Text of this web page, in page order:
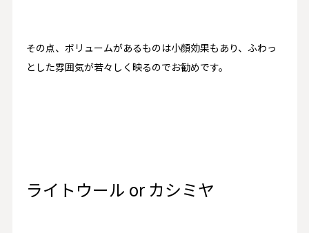
その点、ボリュームがあるものは小顔効果もあり、ふわっ
とした雰囲気が若々しく映るのでお勧めです。
ライトウール or カシミヤ